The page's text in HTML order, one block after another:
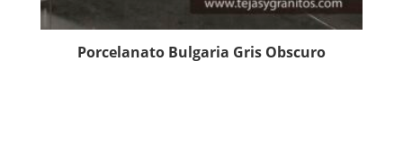
Porcelanato Bulgaria Gris Obscuro